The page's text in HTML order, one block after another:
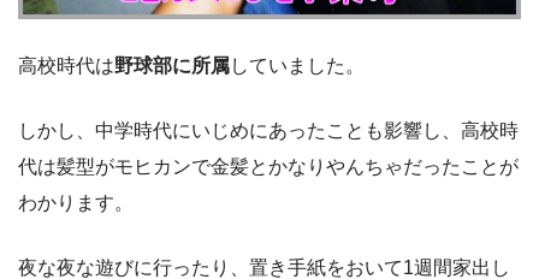
高校時代は野球部に所属していました。
しかし、中学時代にいじめにあったことも影響し、高校時
代は髪型がモヒカンで金髪とかなりやんちゃだったことが
わかります。
夜な夜な遊びに行ったり、置き手紙をおいて1週間家出し